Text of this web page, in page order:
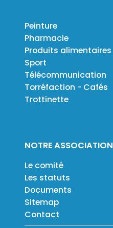
Peinture
Pharmacie
Produits alimentaires
Sport
Télécommunication
Torréfaction - Cafés
Trottinette
NOTRE ASSOCIATION
Le comité
Les statuts
Documents
Sitemap
Contact